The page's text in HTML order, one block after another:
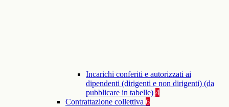
Incarichi conferiti e autorizzati ai
dipendenti (dirigenti e non dirigenti) (da
pubblicare in tabelle) 4
Contrattazione collettiva 6